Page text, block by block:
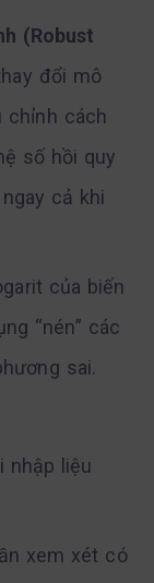
(Robust
đổi mô
chỉnh cách
số hồi quy
cả khi
của biến
“nén” các
sai.
nhập liệu
xem xét có